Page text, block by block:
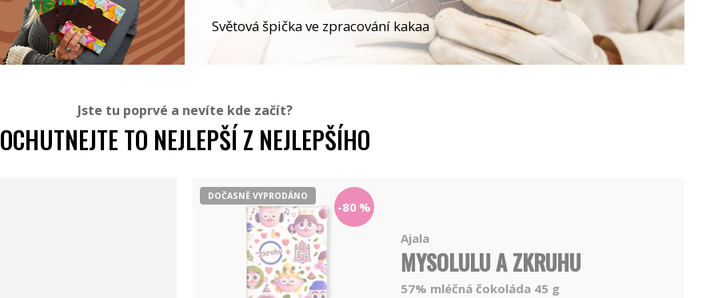
Světová špička ve zpracování kakaa
Jste tu poprvé a nevíte kde začít?
OCHUTNEJTE TO NEJLEPŠÍ Z NEJLEPŠÍHO
-80 %
DOČASNĚ VYPRODÁNO
Ajala
MYSOLULU A ZKRUHU
57% mléčná čokoláda 45 g